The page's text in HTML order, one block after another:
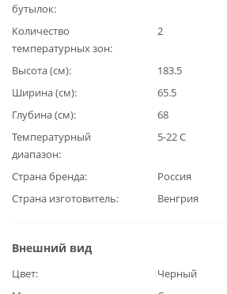
бутылок
Количество
температурных зон
2
Высота (см)
183.5
Ширина (см)
65.5
Глубина (см)
68
Температурный
диапазон
5-22 С
Страна бренда
Россия
Страна изготовитель
Венгрия
Внешний вид
Цвет
Черный